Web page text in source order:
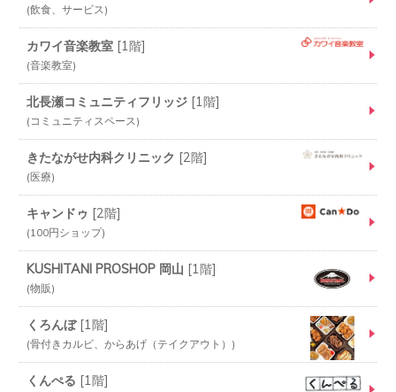
飲食、サービス
カワイ音楽教室 [1階]
音楽教室
北長瀬コミュニティフリッジ [1階]
コミュニティスペース
きたながせ内科クリニック [2階]
医療
キャンドゥ [2階]
100円ショップ
KUSHITANI PROSHOP 岡山 [1階]
物販
くろんぼ [1階]
骨付きカルビ、からあげ（テイクアウト）
くんぺる [1階]